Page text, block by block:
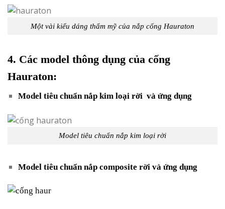
Một vài kiểu dáng thẩm mỹ của nắp cống Hauraton
4. Các model thông dụng của cống
Hauraton:
Model tiêu chuẩn nắp kim loại rời và ứng dụng
Model tiêu chuẩn nắp kim loại rời
Model tiêu chuẩn nắp composite rời và ứng dụng